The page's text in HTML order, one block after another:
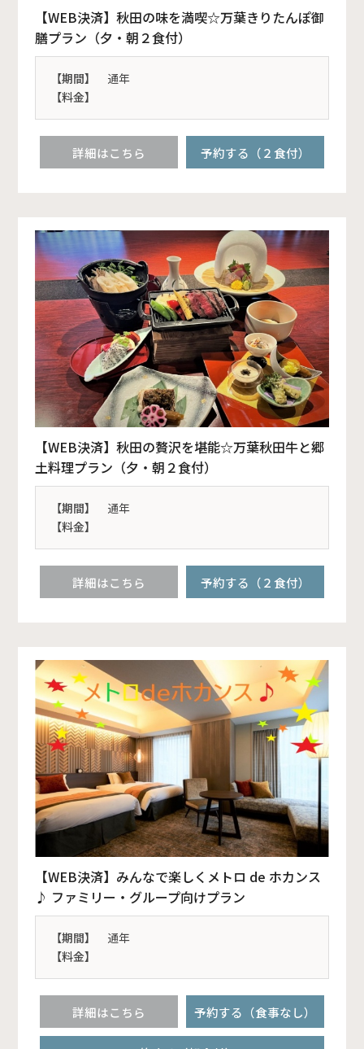
【WEB決済】秋田の味を満喫☆万葉きりたんぽ御
膳プラン（夕・朝２食付）
【期間】
通年
【料金】
詳細はこちら 予約する（２食付）
【WEB決済】秋田の贅沢を堪能☆万葉秋田牛と郷
土料理プラン（夕・朝２食付）
【期間】
通年
【料金】
詳細はこちら 予約する（２食付）
【WEB決済】みんなで楽しくメトロ de ホカンス
♪ ファミリー・グループ向けプラン
【期間】
通年
【料金】
詳細はこちら 予約する（食事なし）